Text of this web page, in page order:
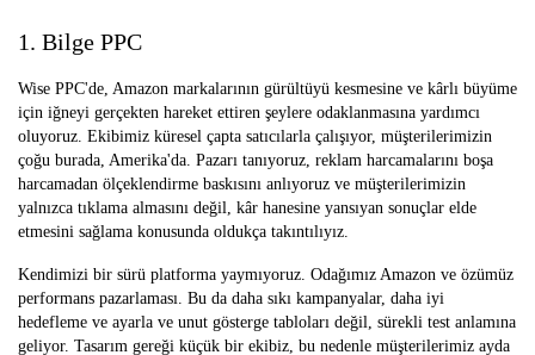
1. Bilge PPC
Wise PPC'de, Amazon markalarının gürültüyü kesmesine ve kârlı büyüme
için iğneyi gerçekten hareket ettiren şeylere odaklanmasına yardımcı
oluyoruz. Ekibimiz küresel çapta satıcılarla çalışıyor, müşterilerimizin
çoğu burada, Amerika'da. Pazarı tanıyoruz, reklam harcamalarını boşa
harcamadan ölçeklendirme baskısını anlıyoruz ve müşterilerimizin
yalnızca tıklama almasını değil, kâr hanesine yansıyan sonuçlar elde
etmesini sağlama konusunda oldukça takıntılıyız.
Kendimizi bir sürü platforma yaymıyoruz. Odağımız Amazon ve özümüz
performans pazarlaması. Bu da daha sıkı kampanyalar, daha iyi
hedefleme ve ayarla ve unut gösterge tabloları değil, sürekli test anlamına
geliyor. Tasarım gereği küçük bir ekibiz, bu nedenle müşterilerimiz ayda